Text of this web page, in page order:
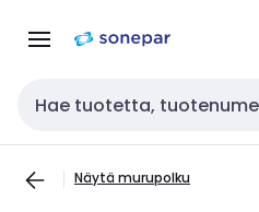
navigointiinsisältöön
Haku
Näytä murupolku